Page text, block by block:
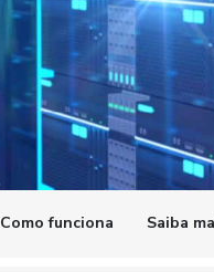
Como funciona Saiba